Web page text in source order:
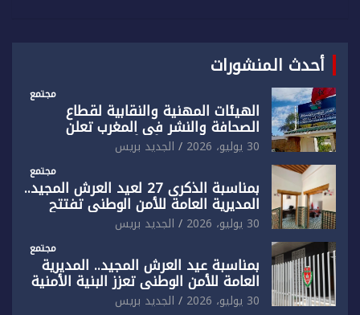
أحدث المنشورات
مجتمع
الهيئات المهنية والنقابية لقطاع
الصحافة والنشر في المغرب تعلن
رفضها القاطع لـ”أي أجندة انتخابية
مُعدة على مقاس سياسي ومصلحي
ضيق”
30 يوليو، 2026 الجديد بريس
مجتمع
بمناسبة الذكرى 27 لعيد العرش المجيد..
المديرية العامة للأمن الوطني تفتتح
المقر الجديد لفرقة الشرطة السياحية
بفاس
30 يوليو، 2026 الجديد بريس
مجتمع
بمناسبة عيد العرش المجيد.. المديرية
العامة للأمن الوطني تعزز البنية الأمنية
بالناظور بإحداث فرقتين جديدتين
30 يوليو، 2026 الجديد بريس